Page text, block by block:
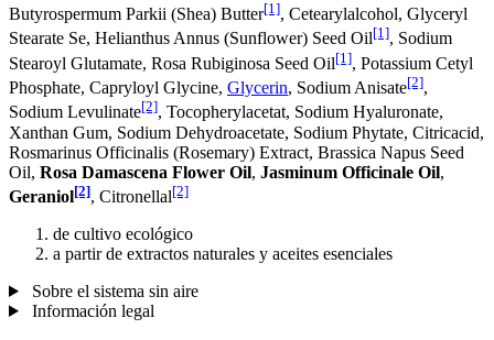
Butyrospermum Parkii (Shea) Butter[1], Cetearylalcohol, Glyceryl
Stearate Se, Helianthus Annus (Sunflower) Seed Oil[1], Sodium
Stearoyl Glutamate, Rosa Rubiginosa Seed Oil[1], Potassium Cetyl
Phosphate, Capryloyl Glycine, Glycerin, Sodium Anisate[2],
Sodium Levulinate[2], Tocopherylacetat, Sodium Hyaluronate,
Xanthan Gum, Sodium Dehydroacetate, Sodium Phytate, Citricacid,
Rosmarinus Officinalis (Rosemary) Extract, Brassica Napus Seed
Oil, Rosa Damascena Flower Oil, Jasminum Officinale Oil,
Geraniol[2], Citronellal[2]
de cultivo ecológico
a partir de extractos naturales y aceites esenciales
Sobre el sistema sin aire
Información legal